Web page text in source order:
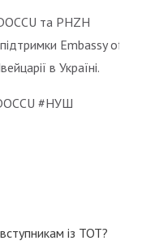
та PHZH
Embassy of
в Україні.
#НУШ
із ТОТ?